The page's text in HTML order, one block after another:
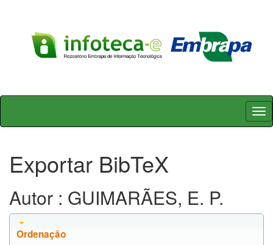
Skip
Exportar BibTeX
Autor : GUIMARÃES, E. P.
Ordenação